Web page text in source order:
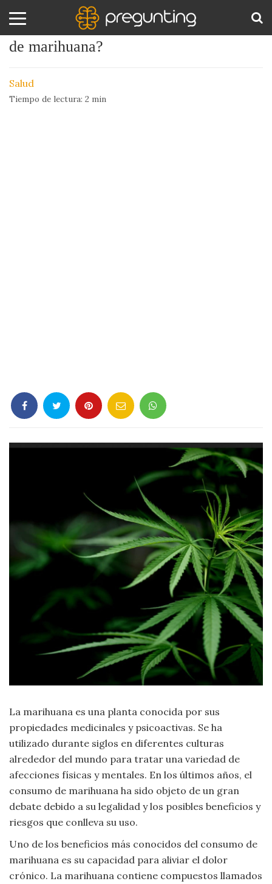
Amor
Sexo
Gastronomía
Literatura
Moda
y
Naturaleza
Psicología
Salud
Sociología
Universo
Viajar
¿Qué beneficios produce el consumo
de marihuana?
Salud
Tiempo de lectura: 2 min
La marihuana es una planta conocida por sus
propiedades medicinales y psicoactivas. Se ha
utilizado durante siglos en diferentes culturas
alrededor del mundo para tratar una variedad de
afecciones físicas y mentales. En los últimos años, el
consumo de marihuana ha sido objeto de un gran
debate debido a su legalidad y los posibles beneficios y
riesgos que conlleva su uso.
Uno de los beneficios más conocidos del consumo de
marihuana es su capacidad para aliviar el dolor
crónico. La marihuana contiene compuestos llamados